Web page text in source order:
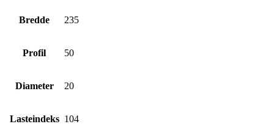
Bredde 235
Profil 50
Diameter 20
Lasteindeks 104